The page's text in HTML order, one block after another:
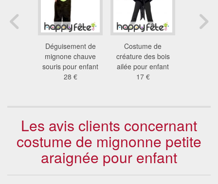
Déguisement de
mignone chauve
souris pour enfant
28 €
Costume de
créature des bois
ailée pour enfant
17 €
Les avis clients concernant
costume de mignonne petite
araignée pour enfant